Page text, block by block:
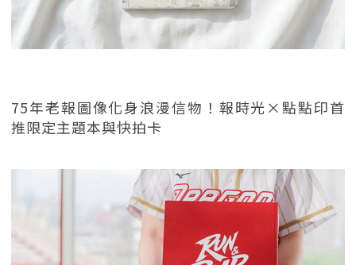
75年老報圖像化身浪漫信物！報時光×點點印首
推限定主題本與快拍卡